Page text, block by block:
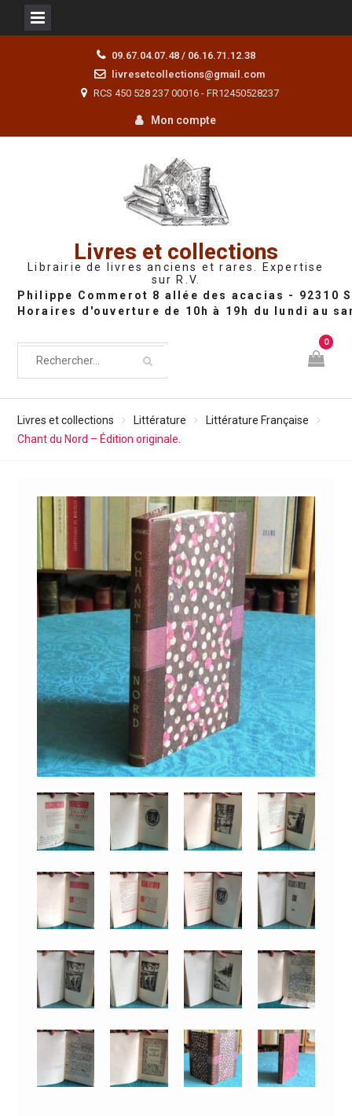
09.67.04.07.48 / 06.16.71.12.38
livresetcollections@gmail.com
RCS 450 528 237 00016 - FR12450528237
Mon compte
Livres et collections
Librairie de livres anciens et rares. Expertise
sur R.V.
0
Livres et collections Littérature
Littérature Française
Chant du Nord – Édition originale.